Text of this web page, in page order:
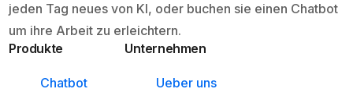
jeden Tag neues von KI, oder buchen sie einen Chatbot
um ihre Arbeit zu erleichtern.
Produkte
Chatbot
Unternehmen
Ueber uns